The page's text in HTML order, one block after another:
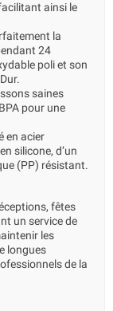
ainsi le
la
24
poli et son
saines
pour une
en acier
silicone, d’un
(PP) résistant.
fêtes
un service de
les
longues
de la